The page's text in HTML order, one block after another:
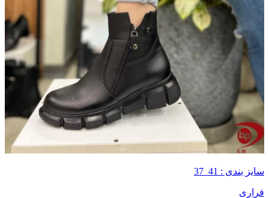
سایز بندی : 41_37
فراری